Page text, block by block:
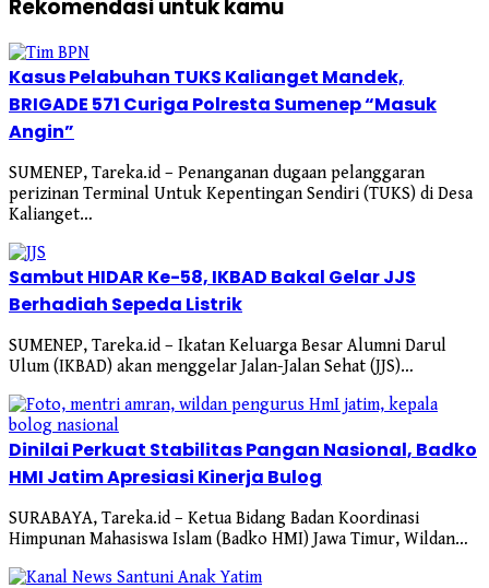
Rekomendasi untuk kamu
Kasus Pelabuhan TUKS Kalianget Mandek,
BRIGADE 571 Curiga Polresta Sumenep “Masuk
Angin”
SUMENEP, Tareka.id – Penanganan dugaan pelanggaran
perizinan Terminal Untuk Kepentingan Sendiri (TUKS) di Desa
Kalianget…
Sambut HIDAR Ke-58, IKBAD Bakal Gelar JJS
Berhadiah Sepeda Listrik
SUMENEP, Tareka.id – Ikatan Keluarga Besar Alumni Darul
Ulum (IKBAD) akan menggelar Jalan-Jalan Sehat (JJS)…
Dinilai Perkuat Stabilitas Pangan Nasional, Badko
HMI Jatim Apresiasi Kinerja Bulog
SURABAYA, Tareka.id – Ketua Bidang Badan Koordinasi
Himpunan Mahasiswa Islam (Badko HMI) Jawa Timur, Wildan…